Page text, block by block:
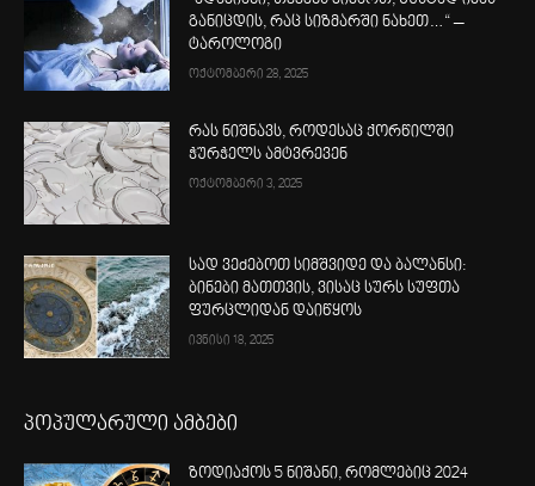
განიცდის, რაც სიზმარში ნახეთ…“ –
ტაროლოგი
ოქტომბერი 28, 2025
რას ნიშნავს, როდესაც ქორწილში
ჭურჭელს ამტვრევენ
ოქტომბერი 3, 2025
სად ვეძებოთ სიმშვიდე და ბალანსი:
ბინები მათთვის, ვისაც სურს სუფთა
ფურცლიდან დაიწყოს
ივნისი 18, 2025
პოპულარული ამბები
ზოდიაქოს 5 ნიშანი, რომლებიც 2024